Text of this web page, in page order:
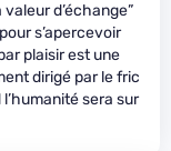
d’échange”
s’apercevoir
plaisir est une
dirigé par le fric
sera sur